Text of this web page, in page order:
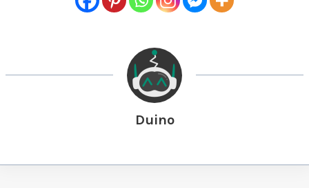
Duino